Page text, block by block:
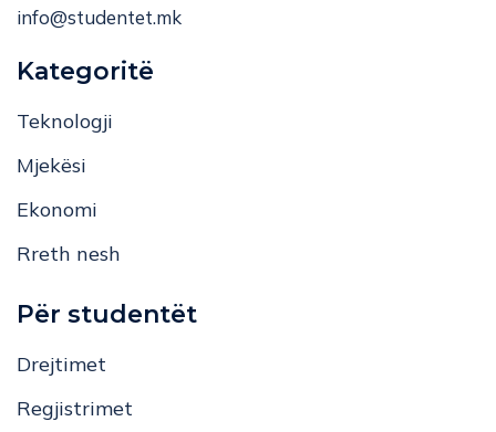
info@studentet.mk
Kategoritë
Teknologji
Mjekësi
Ekonomi
Rreth nesh
Për studentët
Drejtimet
Regjistrimet